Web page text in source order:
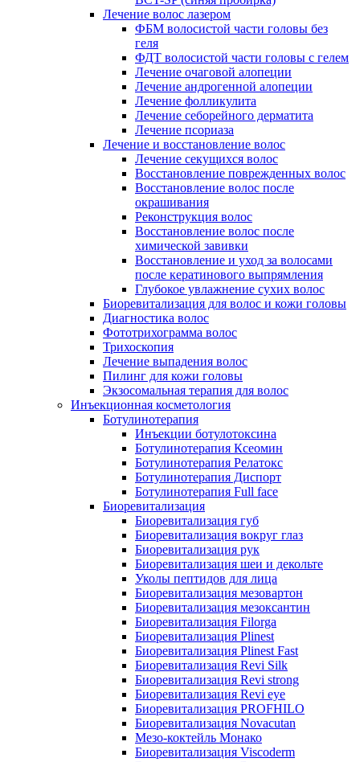
Лечение волос лазером
ФБМ волосистой части головы без
геля
ФДТ волосистой части головы с гелем
Лечение очаговой алопеции
Лечение андрогенной алопеции
Лечение фолликулита
Лечение себорейного дерматита
Лечение псориаза
Лечение и восстановление волос
Лечение секущихся волос
Восстановление поврежденных волос
Восстановление волос после
окрашивания
Реконструкция волос
Восстановление волос после
химической завивки
Восстановление и уход за волосами
после кератинового выпрямления
Глубокое увлажнение сухих волос
Биоревитализация для волос и кожи головы
Диагностика волос
Фототрихограмма волос
Трихоскопия
Лечение выпадения волос
Пилинг для кожи головы
Экзосомальная терапия для волос
Инъекционная косметология
Ботулинотерапия
Инъекции ботулотоксина
Ботулинотерапия Ксеомин
Ботулинотерапия Релатокс
Ботулинотерапия Диспорт
Ботулинотерапия Full face
Биоревитализация
Биоревитализация губ
Биоревитализация вокруг глаз
Биоревитализация рук
Биоревитализация шеи и декольте
Уколы пептидов для лица
Биоревитализация мезовартон
Биоревитализация мезоксантин
Биоревитализация Filorga
Биоревитализация Plinest
Биоревитализация Plinest Fast
Биоревитализация Revi Silk
Биоревитализация Revi strong
Биоревитализация Revi eye
Биоревитализация PROFHILO
Биоревитализация Novacutan
Мезо-коктейль Монако
Биоревитализация Viscoderm